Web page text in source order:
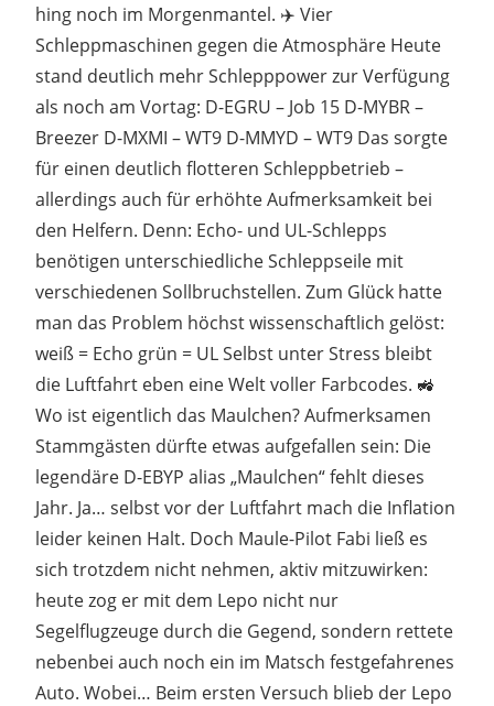
hing noch im Morgenmantel. ✈️ Vier
Schleppmaschinen gegen die Atmosphäre Heute
stand deutlich mehr Schlepppower zur Verfügung
als noch am Vortag: D-EGRU – Job 15 D-MYBR –
Breezer D-MXMI – WT9 D-MMYD – WT9 Das sorgte
für einen deutlich flotteren Schleppbetrieb –
allerdings auch für erhöhte Aufmerksamkeit bei
den Helfern. Denn: Echo- und UL-Schlepps
benötigen unterschiedliche Schleppseile mit
verschiedenen Sollbruchstellen. Zum Glück hatte
man das Problem höchst wissenschaftlich gelöst:
weiß = Echo grün = UL Selbst unter Stress bleibt
die Luftfahrt eben eine Welt voller Farbcodes. 🚜
Wo ist eigentlich das Maulchen? Aufmerksamen
Stammgästen dürfte etwas aufgefallen sein: Die
legendäre D-EBYP alias „Maulchen“ fehlt dieses
Jahr. Ja… selbst vor der Luftfahrt mach die Inflation
leider keinen Halt. Doch Maule-Pilot Fabi ließ es
sich trotzdem nicht nehmen, aktiv mitzuwirken:
heute zog er mit dem Lepo nicht nur
Segelflugzeuge durch die Gegend, sondern rettete
nebenbei auch noch ein im Matsch festgefahrenes
Auto. Wobei… Beim ersten Versuch blieb der Lepo